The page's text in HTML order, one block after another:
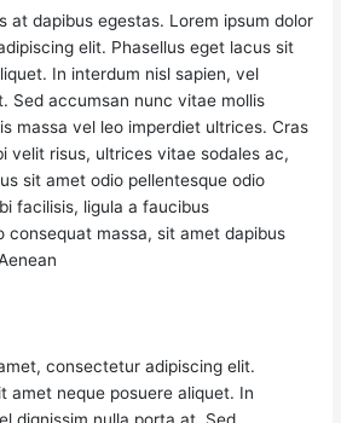
at dapibus egestas. Lorem ipsum dolor
elit. Phasellus eget lacus sit
In interdum nisl sapien, vel
Sed accumsan nunc vitae mollis
massa vel leo imperdiet ultrices. Cras
velit risus, ultrices vitae sodales ac,
sit amet odio pellentesque odio
facilisis, ligula a faucibus
consequat massa, sit amet dapibus
consectetur adipiscing elit.
amet neque posuere aliquet. In